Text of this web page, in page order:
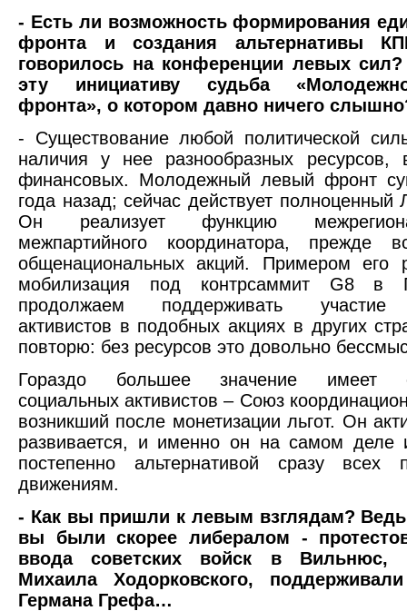
- Есть ли возможность формирования
фронта и создания альтернативы
говорилось на конференции левых
эту инициативу судьба
фронта», о котором давно ничего
- Существование любой политической
наличия у нее разнообразных
финансовых. Молодежный левый фронт
года назад; сейчас действует полноценный
Он реализует функцию
межпартийного координатора, прежде
общенациональных акций. Примером его
мобилизация под контрсаммит G8 в
продолжаем поддерживать участие
активистов в подобных акциях в других
повторю: без ресурсов это довольно
Гораздо большее значение имеет
социальных активистов – Союз
возникший после монетизации льгот. Он
развивается, и именно он на самом деле
постепенно альтернативой сразу всех
движениям.
- Как вы пришли к левым взглядам? Ведь
вы были скорее либералом -
ввода советских войск в Вильнюс,
Михаила Ходорковского,
Германа Грефа…